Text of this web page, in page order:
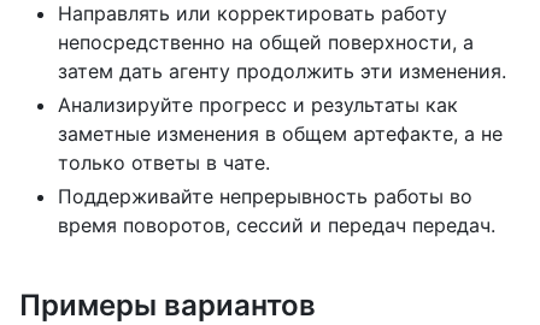
Направлять или корректировать работу
непосредственно на общей поверхности, а
затем дать агенту продолжить эти изменения.
Анализируйте прогресс и результаты как
заметные изменения в общем артефакте, а не
только ответы в чате.
Поддерживайте непрерывность работы во
время поворотов, сессий и передач передач.
Примеры вариантов